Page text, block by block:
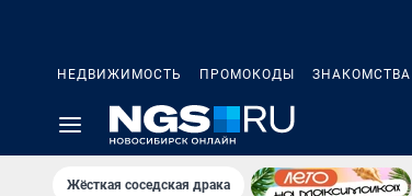
НЕДВИЖИМОСТЬ ПРОМОКОДЫ ЗНАКОМСТВА
Жёсткая соседская драка